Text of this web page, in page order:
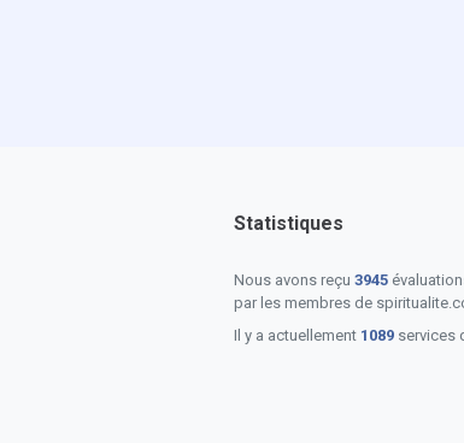
Statistiques
Nous avons reçu 3945
par les membres de
Il y a actuellement 1089services